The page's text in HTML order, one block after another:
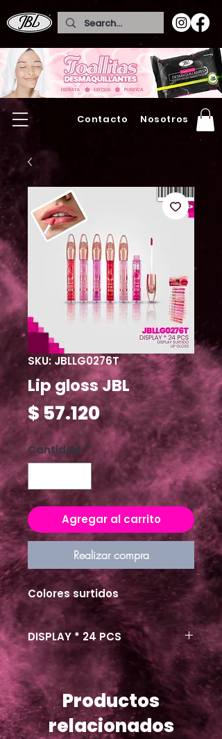
Contacto Nosotros
SKU: JBLLG0276T
Lip gloss JBL
$ 57.120Precio
Cantidad *
Agregar al carrito
Realizar compra
Colores surtidos
DISPLAY * 24 PCS
Productos
relacionados